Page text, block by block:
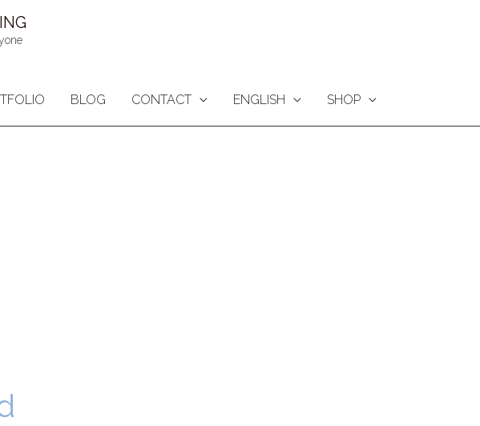
BLOG CONTACT ENGLISH SHOP